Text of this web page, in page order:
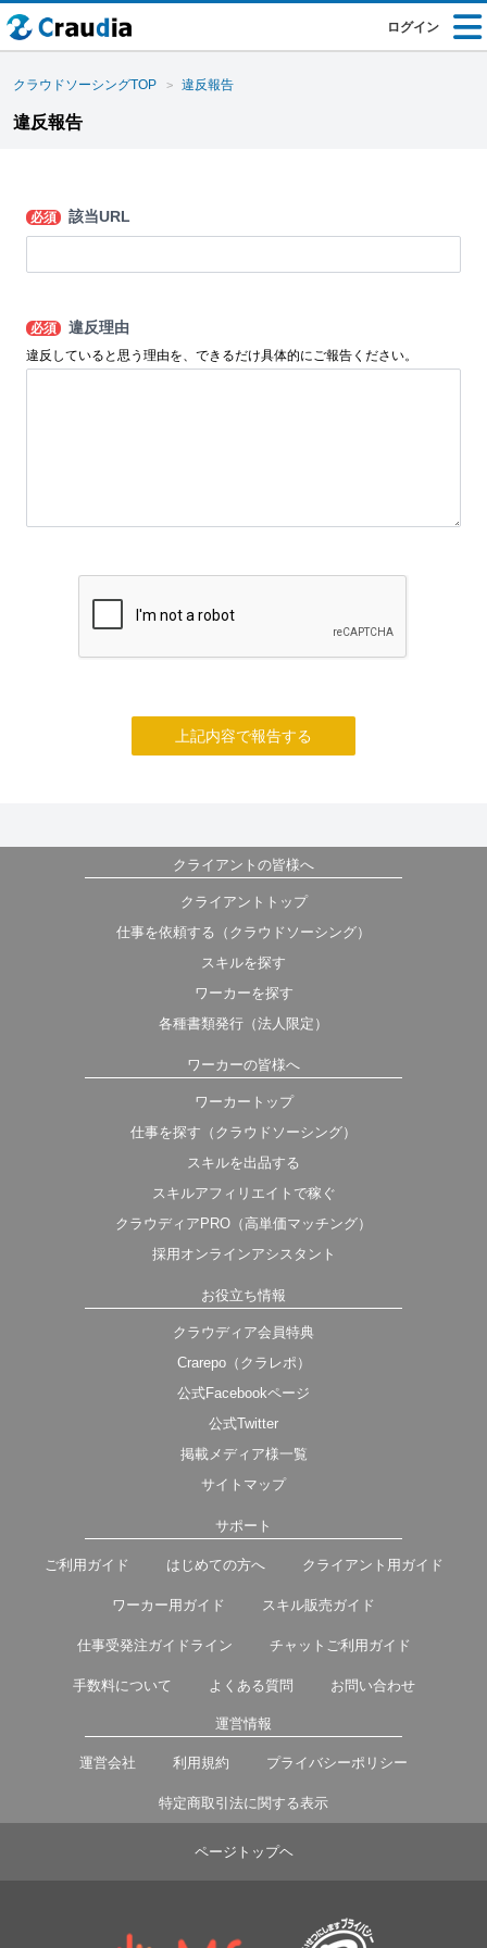
ログイン
クラウドソーシングTOP 違反報告
違反報告
必須 該当URL
必須 違反理由
違反していると思う理由を、できるだけ具体的にご報告ください。
上記内容で報告する
クライアントの皆様へ
クライアントトップ
仕事を依頼する（クラウドソーシング）
スキルを探す
ワーカーを探す
各種書類発行（法人限定）
ワーカーの皆様へ
ワーカートップ
仕事を探す（クラウドソーシング）
スキルを出品する
スキルアフィリエイトで稼ぐ
クラウディアPRO（高単価マッチング）
採用オンラインアシスタント
お役立ち情報
クラウディア会員特典
Crarepo（クラレポ）
公式Facebookページ
公式Twitter
掲載メディア様一覧
サイトマップ
サポート
ご利用ガイド はじめての方へ クライアント用ガイド
ワーカー用ガイド スキル販売ガイド
仕事受発注ガイドライン チャットご利用ガイド
手数料について よくある質問 お問い合わせ
運営情報
運営会社 利用規約 プライバシーポリシー
特定商取引法に関する表示
ページトップヘ